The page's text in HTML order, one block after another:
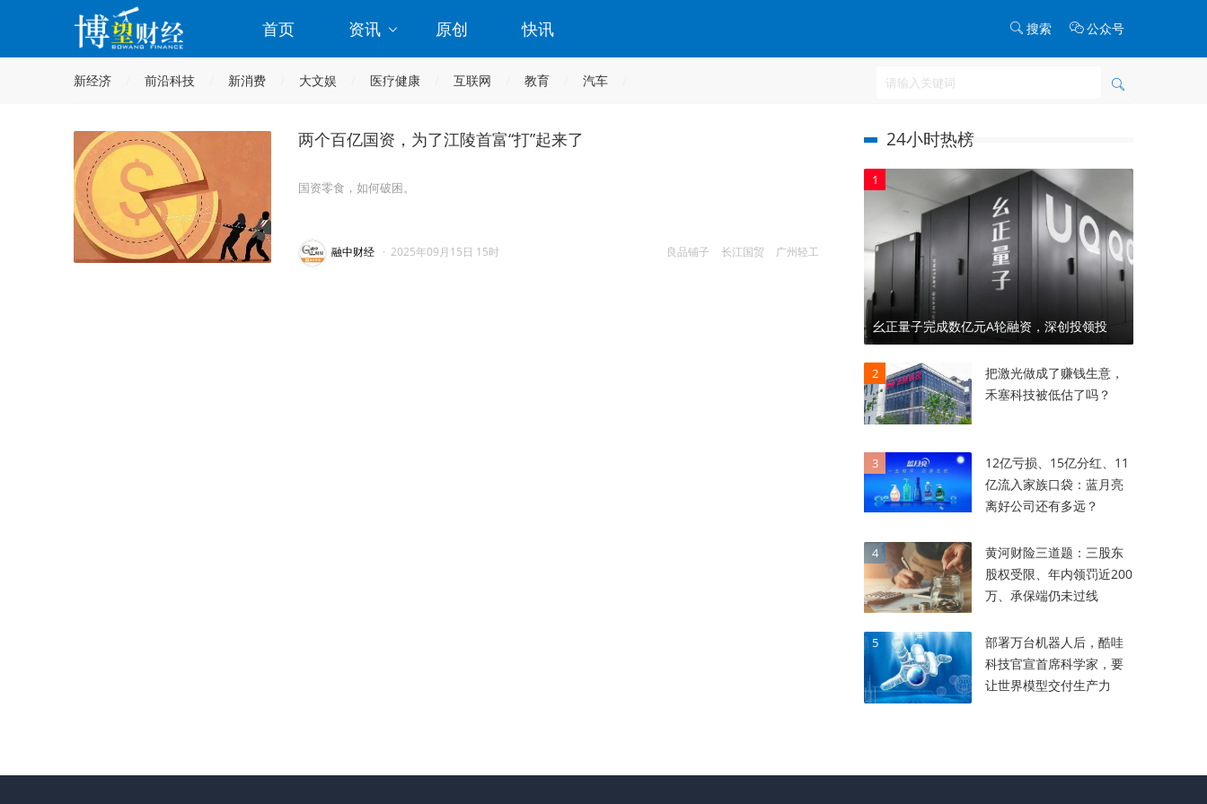
首页 资讯 原创 快讯 搜索 公众号
新经济 前沿科技 新消费 大文娱 医疗健康 互联网 教育 汽车
两个百亿国资，为了江陵首富“打”起来了
国资零食，如何破困。
良品铺子 长江国贸 广州轻工
融中财经 · 2025年09月15日 15时
24小时热榜
1
幺正量子完成数亿元A轮融资，深创投领投
2
把激光做成了赚钱生意，
禾塞科技被低估了吗？
3
12亿亏损、15亿分红、11
亿流入家族口袋：蓝月亮
离好公司还有多远？
4
黄河财险三道题：三股东
股权受限、年内领罚近200
万、承保端仍未过线
5
部署万台机器人后，酷哇
科技官宣首席科学家，要
让世界模型交付生产力